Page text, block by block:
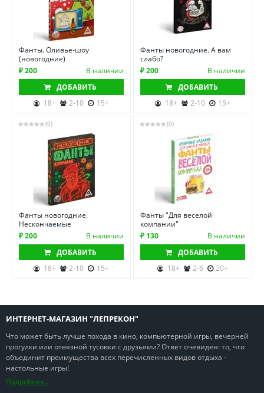
Фанты. Оливье-шоу
(новогодние)
₽ 200
В наличии
ДОБАВИТЬ
18+
2-10 15+
Фанты новогодние. А вам
слабо?
₽ 200
В наличии
ДОБАВИТЬ
18+
2-10 15+
(0)
Фанты новогодние.
Нескончаемые
₽ 200
В наличии
ДОБАВИТЬ
18+
2-10 15+
(0)
Фанты "Для веселой
компании"
₽ 130
В наличии
ДОБАВИТЬ
18+
2-6 20+
ИНТЕРНЕТ-МАГАЗИН "ЛЕПРЕКОН"
Что может быть лучше похода в кино, компьютерной игры, вечерней
прогулки или отвязной тусовки с друзьями? Ответ очевиден: то, что
объединит преимущества всех перечисленных видов отдыха -
настольные игры!
Подробнее..